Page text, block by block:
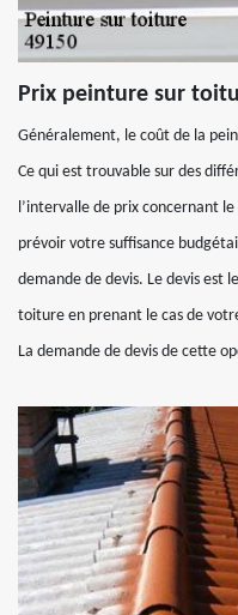
Prix peinture sur
Généralement, le coût de la
Ce qui est trouvable sur des
l’intervalle de prix concernant
prévoir votre suffisance
demande de devis. Le devis est
toiture en prenant le cas de
La demande de devis de cette